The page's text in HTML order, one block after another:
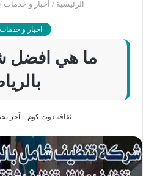
الرئيسية / أخبار و خدمات /
اخبار و
ما هي افضل
ثقافة دوت كوم آخر تحديث: 11